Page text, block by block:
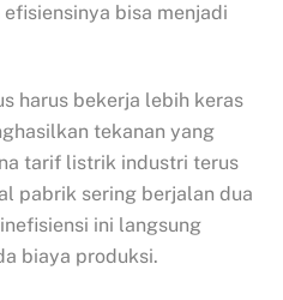
bisa menjadi
harus bekerja lebih keras
tekanan yang
tarif listrik industri terus
pabrik sering berjalan dua
ini langsung
biaya produksi.